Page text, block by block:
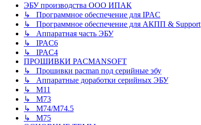
ЭБУ производства ООО ИПАК
↳ Программное обеспечение для IPAC
↳ Программное обеспечение для АКПП & Support
↳ Аппаратная часть ЭБУ
↳ IPAC6
↳ IPAC4
ПРОШИВКИ PACMANSOFT
↳ Прошивки pacman под серийные эбу
↳ Аппаратные доработки серийных ЭБУ
↳ M11
↳ М73
↳ М74/М74.5
↳ M75